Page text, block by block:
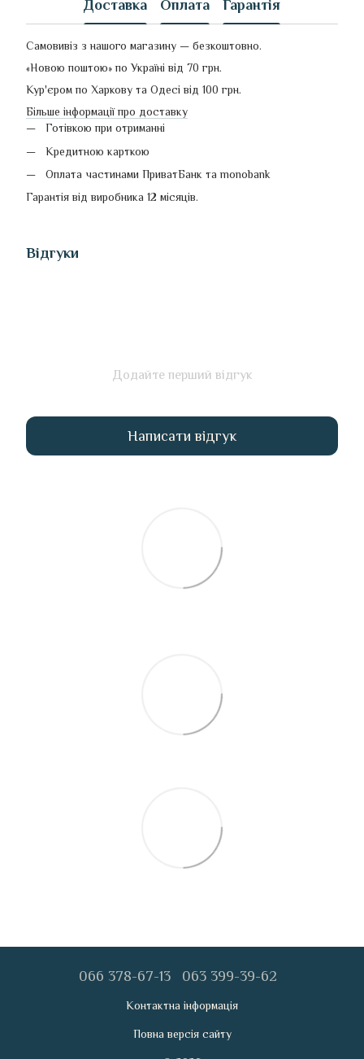
Доставка Оплата Гарантія
Самовивіз з нашого магазину — безкоштовно.
«Новою поштою» по Україні від 70 грн.
Кур'єром по Харкову та Одесі від 100 грн.
Більше інформації про доставку
Готівкою при отриманні
Кредитною карткою
Оплата частинами ПриватБанк та monobank
Гарантія від виробника 12 місяців.
Відгуки
Додайте перший відгук
Написати відгук
066 378-67-13 063 399-39-62
Контактна інформація
Повна версія сайту